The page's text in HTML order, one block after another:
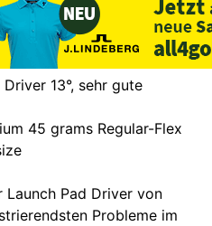
13°, sehr gute
45 grams Regular-Flex
Launch Pad Driver von
Probleme im